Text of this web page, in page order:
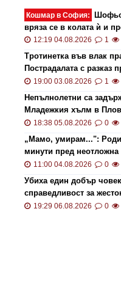
НОИ ще проверява
обезщетенията
Кошмар в София:
вряза се в колата ѝ и
12:19 04.08.2026 1
Тротинетка във влак
Пострадалата с разказ
19:00 03.08.2026 1
Непълнолетни са
Младежкия хълм в
хомофобски мотив
18:38 05.08.2026 0
„Мамо, умирам...":
минути пред
11:00 04.08.2026 0
Убиха един добър
справедливост за
и ВИДЕО
19:29 06.08.2026 0